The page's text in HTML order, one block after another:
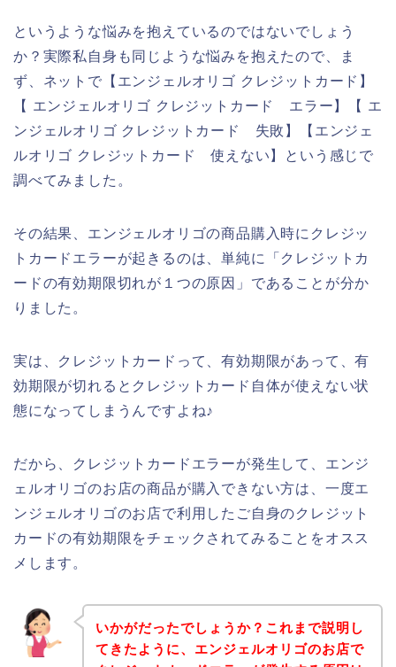
というような悩みを抱えているのではないでしょう
か？実際私自身も同じような悩みを抱えたので、ま
ず、ネットで【エンジェルオリゴ クレジットカード】
【 エンジェルオリゴ クレジットカード エラー】【 エ
ンジェルオリゴ クレジットカード 失敗】【エンジェ
ルオリゴ クレジットカード 使えない】という感じで
調べてみました。
その結果、エンジェルオリゴの商品購入時にクレジッ
トカードエラーが起きるのは、単純に「クレジットカ
ードの有効期限切れが１つの原因」であることが分か
りました。
実は、クレジットカードって、有効期限があって、有
効期限が切れるとクレジットカード自体が使えない状
態になってしまうんですよね♪
だから、クレジットカードエラーが発生して、エンジ
ェルオリゴのお店の商品が購入できない方は、一度エ
ンジェルオリゴのお店で利用したご自身のクレジット
カードの有効期限をチェックされてみることをオスス
メします。
いかがだったでしょうか？これまで説明し
てきたように、エンジェルオリゴのお店で